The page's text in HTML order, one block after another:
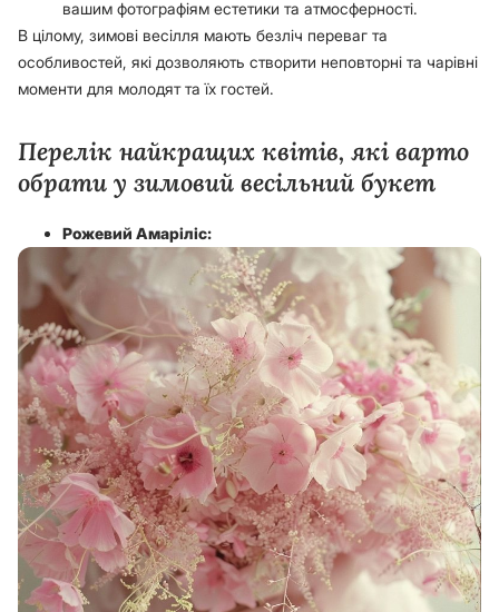
вашим фотографіям естетики та атмосферності.
В цілому, зимові весілля мають безліч переваг та
особливостей, які дозволяють створити неповторні та чарівні
моменти для молодят та їх гостей.
Перелік найкращих квітів, які варто
обрати у зимовий весільний букет
Рожевий Амаріліс: